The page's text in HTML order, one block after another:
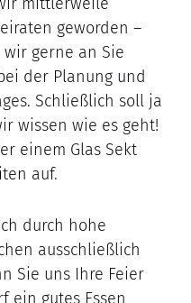
geworden –
gerne an Sie
der Planung und
Schließlich soll ja
wissen wie es geht!
einem Glas Sekt
auf.
durch hohe
ausschließlich
Sie uns Ihre Feier
ein gutes Essen